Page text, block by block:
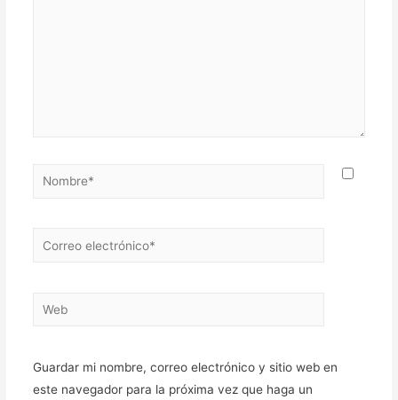
Nombre*
Correo
Web
Guardar mi nombre, correo electrónico y sitio web en
este navegador para la próxima vez que haga un